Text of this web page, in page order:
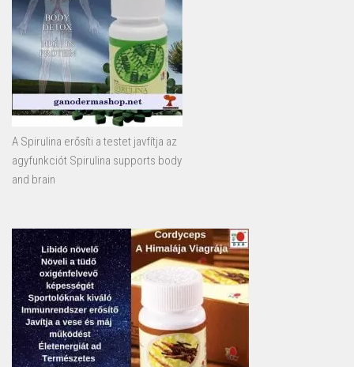
A Spirulina erősíti a testet javfítja az
agyfunkciót Spirulina supports body
and brain